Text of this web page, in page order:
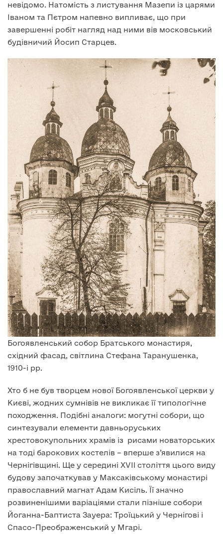
невідомо. Натомість з листування Мазепи із царями
Іваном та Пєтром напевно випливає, що при
завершенні робіт нагляд над ними вів московський
будівничий Йосип Старцев.
Богоявленський собор Братського монастиря,
східний фасад, світлина Стефана Таранушенка,
1910-і рр.
Хто б не був творцем нової Богоявленської церкви у
Києві, жодних сумнівів не викликає її типологічне
походження. Подібні аналоги: могутні собори, що
синтезували елементи давньоруських
хрестовокупольних храмів із рисами новаторських
на тоді барокових костелів – вперше з’явилися на
Чернігівщині. Ще у середині XVII століття цього виду
будову започаткував у Максаківському монастирі
православний магнат Адам Кисіль. Її значно
розвиненішими варіаціями стали пізніше собори
Йоганна-Баптиста Зауера: Троїцький у Чернігові і
Спасо-Преображенський у Мгарі.